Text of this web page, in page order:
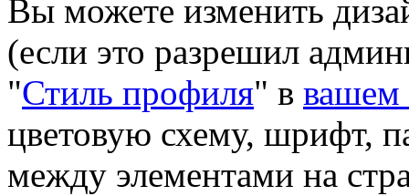
Вы можете изменить
(если это разрешил
"Стиль профиля" в вашем
цветовую схему, шрифт,
между элементами на